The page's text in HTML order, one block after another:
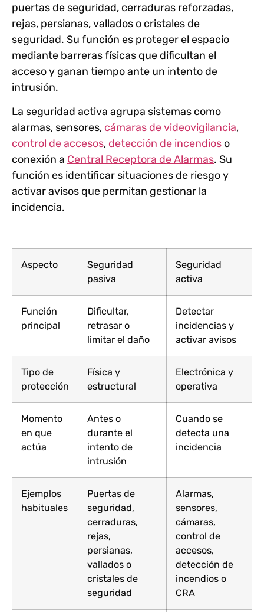
puertas de seguridad, cerraduras reforzadas,
rejas, persianas, vallados o cristales de
seguridad. Su función es proteger el espacio
mediante barreras físicas que dificultan el
acceso y ganan tiempo ante un intento de
intrusión.
La seguridad activa agrupa sistemas como
alarmas, sensores, cámaras de videovigilancia,
control de accesos, detección de incendios o
conexión a Central Receptora de Alarmas. Su
función es identificar situaciones de riesgo y
activar avisos que permitan gestionar la
incidencia.
Aspecto
Seguridad
pasiva
Seguridad
activa
Función
principal
Dificultar,
retrasar o
limitar el daño
Detectar
incidencias y
activar avisos
Tipo de
protección
Física y
estructural
Electrónica y
operativa
Momento
en que
actúa
Antes o
durante el
intento de
intrusión
Cuando se
detecta una
incidencia
Ejemplos
habituales
Puertas de
seguridad,
cerraduras,
rejas,
persianas,
vallados o
cristales de
seguridad
Alarmas,
sensores,
cámaras,
control de
accesos,
detección de
incendios o
CRA